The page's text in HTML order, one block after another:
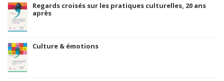
Regards croisés sur les pratiques culturelles, 20 ans
après
Culture & émotions